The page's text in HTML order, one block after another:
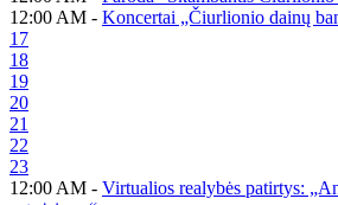
12:00 AM - Koncertai „Čiurlionio dainų
17
18
19
20
21
22
23
12:00 AM - Virtualios realybės patirtys: